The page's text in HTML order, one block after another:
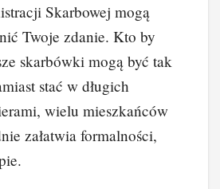
Skarbowej mogą
Twoje zdanie. Kto by
skarbówki mogą być tak
stać w długich
wielu mieszkańców
załatwia formalności,